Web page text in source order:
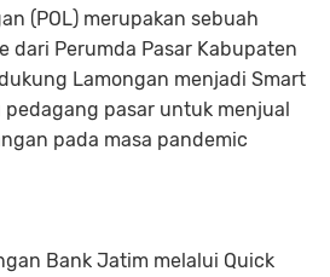
(POL) merupakan sebuah
dari Perumda Pasar Kabupaten
Lamongan menjadi Smart
pasar untuk menjual
pada masa pandemic
Bank Jatim melalui Quick